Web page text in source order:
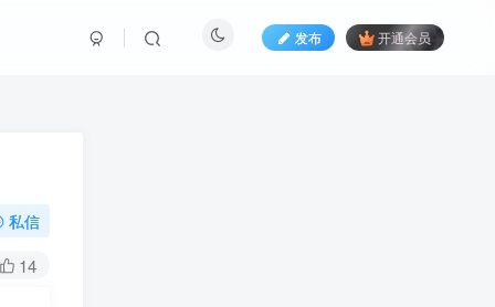
发布 开通会员
私信
14